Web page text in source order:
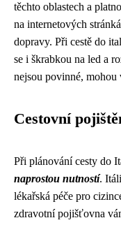
těchto oblastech a
na internetových
dopravy. Při cestě do
se i škrabkou na led a
nejsou povinné, mohou
Cestovní
Při plánování cesty do
naprostou nutností.
lékařská péče pro
zdravotní pojišťovna